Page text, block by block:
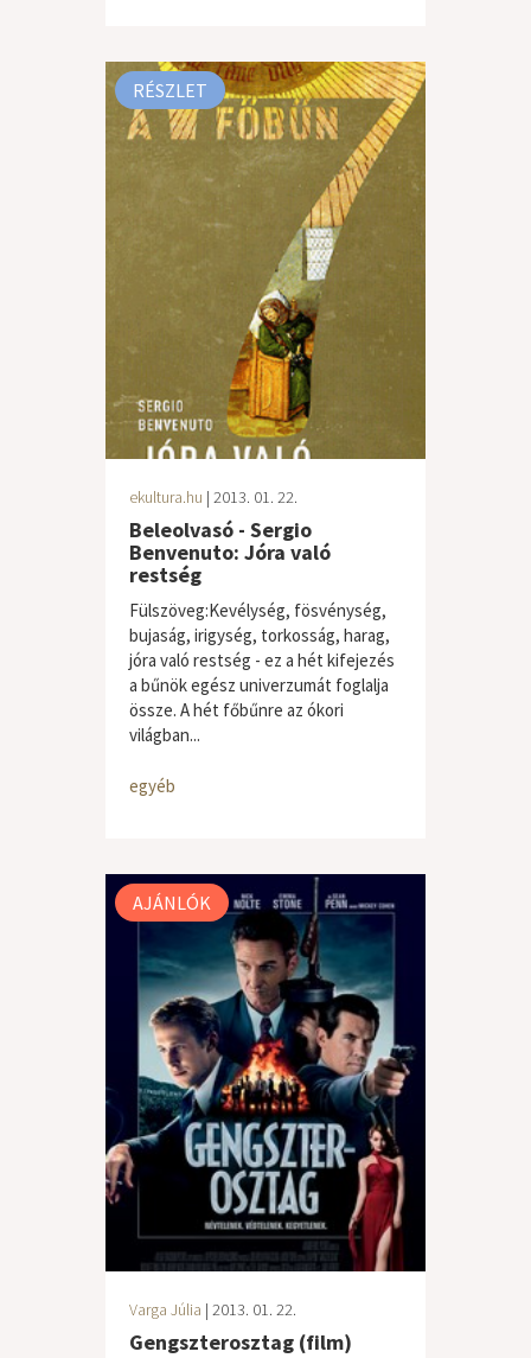
RÉSZLET
ekultura.hu | 2013. 01. 22.
Beleolvasó - Sergio
Benvenuto: Jóra való
restség
Fülszöveg:Kevélység, fösvénység,
bujaság, irigység, torkosság, harag,
jóra való restség - ez a hét kifejezés
a bűnök egész univerzumát foglalja
össze. A hét főbűnre az ókori
világban...
egyéb
AJÁNLÓK
Varga Júlia | 2013. 01. 22.
Gengszterosztag (film)